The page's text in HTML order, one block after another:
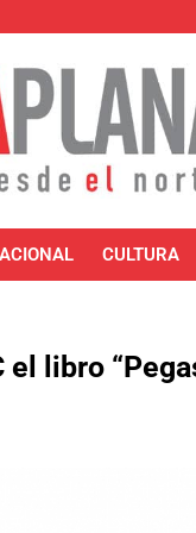
CULTURA
libro